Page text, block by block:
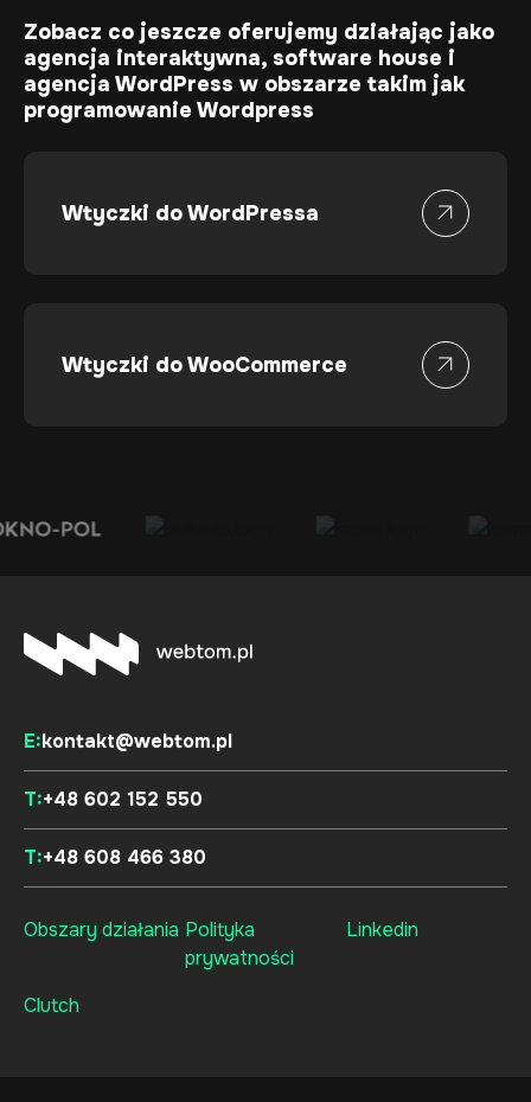
Zobacz co jeszcze oferujemy działając jako
agencja interaktywna, software house i
agencja WordPress w obszarze takim jak
programowanie Wordpress
Wtyczki do WordPressa
Wtyczki do WooCommerce
E:kontakt@webtom.pl
T:+48 602 152 550
T:+48 608 466 380
Obszary działania Polityka
prywatności
Linkedin
Clutch